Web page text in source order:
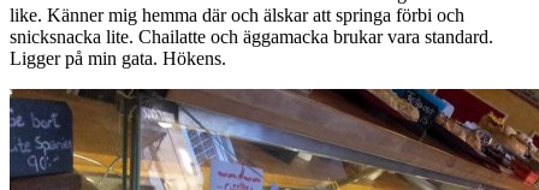
like. Känner mig hemma där och älskar att springa förbi och
snicksnacka lite. Chailatte och äggamacka brukar vara standard.
Ligger på min gata. Hökens.